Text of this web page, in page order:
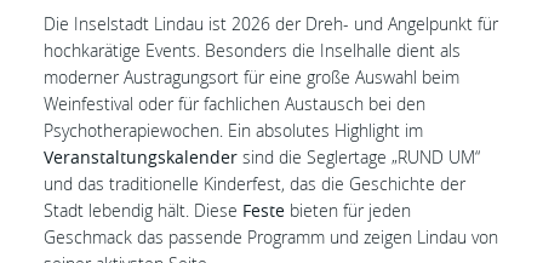
Die Inselstadt Lindau ist 2026 der Dreh- und Angelpunkt für
hochkarätige Events. Besonders die Inselhalle dient als
moderner Austragungsort für eine große Auswahl beim
Weinfestival oder für fachlichen Austausch bei den
Psychotherapiewochen. Ein absolutes Highlight im
Veranstaltungskalender sind die Seglertage „RUND UM“
und das traditionelle Kinderfest, das die Geschichte der
Stadt lebendig hält. Diese Feste bieten für jeden
Geschmack das passende Programm und zeigen Lindau von